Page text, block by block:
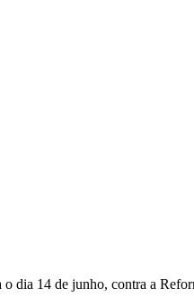
dia 14 de junho, contra a